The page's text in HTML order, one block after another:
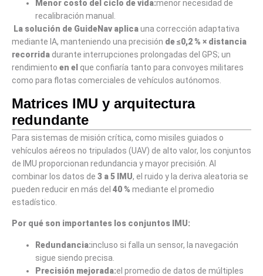
Menor costo del ciclo de vida:menor necesidad de
recalibración manual.
La solución de GuideNav aplicauna corrección adaptativa
mediante IA, manteniendo una precisión de≤0,2 % × distancia
recorrida durante interrupciones prolongadas del GPS; un
rendimiento en el que confiaría tanto para convoyes militares
como para flotas comerciales de vehículos autónomos.
Matrices IMU y arquitectura
redundante
Para sistemas de misión crítica, como misiles guiados o
vehículos aéreos no tripulados (UAV) de alto valor, los conjuntos
de IMU proporcionan redundancia y mayor precisión. Al
combinar los datos de 3 a 5 IMU, el ruido y la deriva aleatoria se
pueden reducir en más del 40 % mediante el promedio
estadístico.
Por qué son importantes los conjuntos IMU:
Redundancia:incluso si falla un sensor, la navegación
sigue siendo precisa.
Precisión mejorada:el promedio de datos de múltiples